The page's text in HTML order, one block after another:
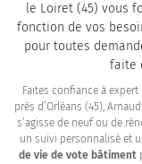
le Loiret (45) vous
fonction de vos
pour toutes
faite
Faites confiance à
près d’Orléans (45),
s’agisse de neuf ou de
un suivi personnalisé et
de vie de vote bâtiment